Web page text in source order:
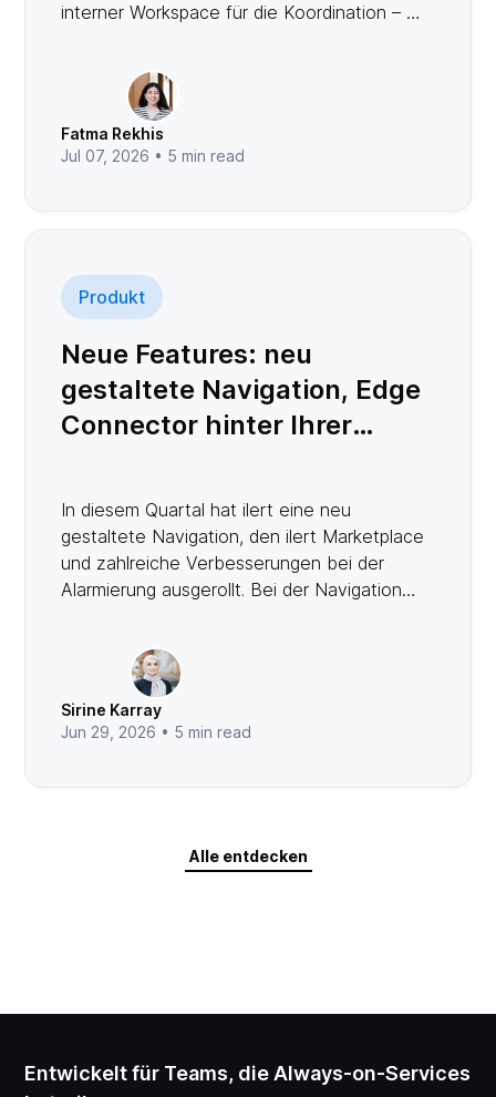
interner Workspace für die Koordination – mit
Echtzeit-Timeline und Postmortems. Status-
Updates bleiben die Kommunikationsebene
für Kunden und Stakeholder und verfügen
nun über eine eigene dedizierte Seite.
Fatma Rekhis
Jul 07, 2026 • 5 min read
Produkt
Neue Features: neu
gestaltete Navigation, Edge
Connector hinter Ihrer
In diesem Quartal hat ilert eine neu
gestaltete Navigation, den ilert Marketplace
und zahlreiche Verbesserungen bei der
Alarmierung ausgerollt. Bei der Navigation
wurde um eine ⌘K-Befehlspalette sowie
eine globale Seitensuche ergänzt. Der
Marketplace startet mit den Apps
“Notification Preference Policy” und “On-call
Wartungsfenster, dem Edge Connector für
Sirine Karray
Jun 29, 2026 • 5 min read
Alle entdecken
Entwickelt für Teams, die Always-on-Services